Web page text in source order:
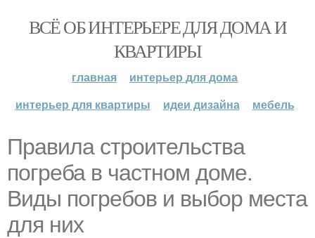
ВСЁ ОБ ИНТЕРЬЕРЕ ДЛЯ ДОМА И
КВАРТИРЫ
главная
интерьер для дома
интерьер для квартиры
идеи дизайна мебель
Правила строительства
погреба в частном доме.
Виды погребов и выбор места
для них